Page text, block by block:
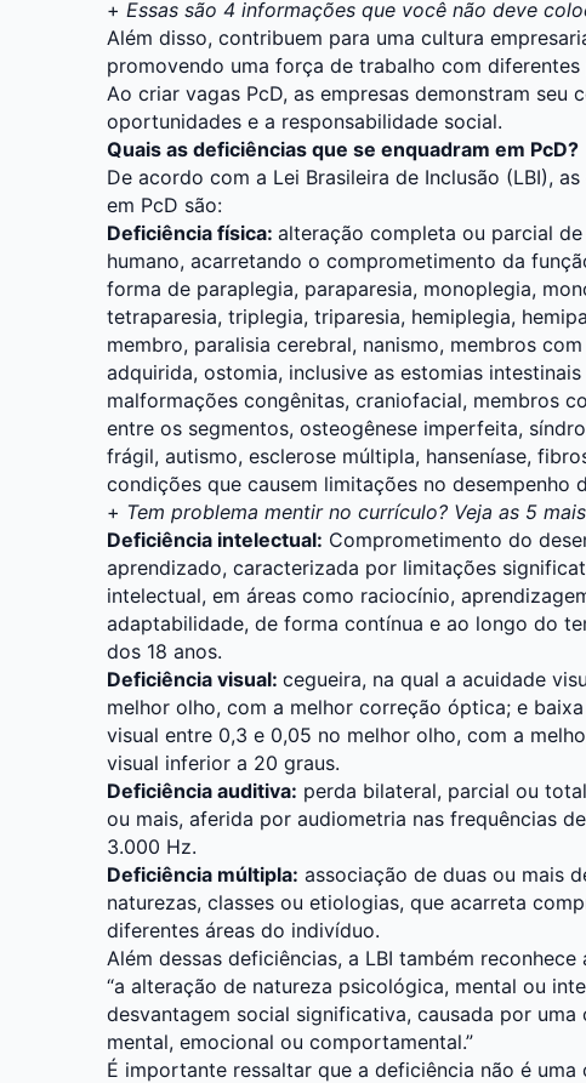
+ Essas são 4 informações que você não deve
Além disso, contribuem para uma cultura
promovendo uma força de trabalho com
Ao criar vagas PcD, as empresas demonstram seu
oportunidades e a responsabilidade social.
Quais as deficiências que se enquadram em PcD?
De acordo com a Lei Brasileira de Inclusão (LBI),
em PcD são:
Deficiência física: alteração completa ou parcial
humano, acarretando o comprometimento da
forma de paraplegia, paraparesia, monoplegia,
tetraparesia, triplegia, triparesia, hemiplegia,
membro, paralisia cerebral, nanismo, membros
adquirida, ostomia, inclusive as estomias
malformações congênitas, craniofacial, membros
entre os segmentos, osteogênese imperfeita,
frágil, autismo, esclerose múltipla, hanseníase,
condições que causem limitações no desempenho
+ Tem problema mentir no currículo? Veja as 5
Deficiência intelectual: Comprometimento do
aprendizado, caracterizada por limitações
intelectual, em áreas como raciocínio,
adaptabilidade, de forma contínua e ao longo do
dos 18 anos.
Deficiência visual: cegueira, na qual a acuidade
melhor olho, com a melhor correção óptica; e
visual entre 0,3 e 0,05 no melhor olho, com a
visual inferior a 20 graus.
Deficiência auditiva: perda bilateral, parcial ou
ou mais, aferida por audiometria nas frequências
3.000 Hz.
Deficiência múltipla: associação de duas ou mais
naturezas, classes ou etiologias, que acarreta
diferentes áreas do indivíduo.
Além dessas deficiências, a LBI também
“a alteração de natureza psicológica, mental ou
desvantagem social significativa, causada por
mental, emocional ou comportamental.”
É importante ressaltar que a deficiência não é